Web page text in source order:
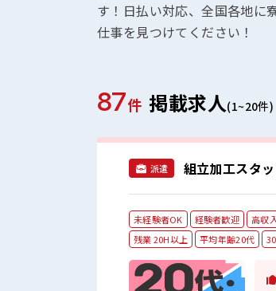
す！日払い対応、全国各地に
仕事を見つけてください！
87件 掲載求人(1~20件)
派遣 組立加工スタ
未経験者OK 経験者歓迎 高収
残業 20H以上
平均年齢20代